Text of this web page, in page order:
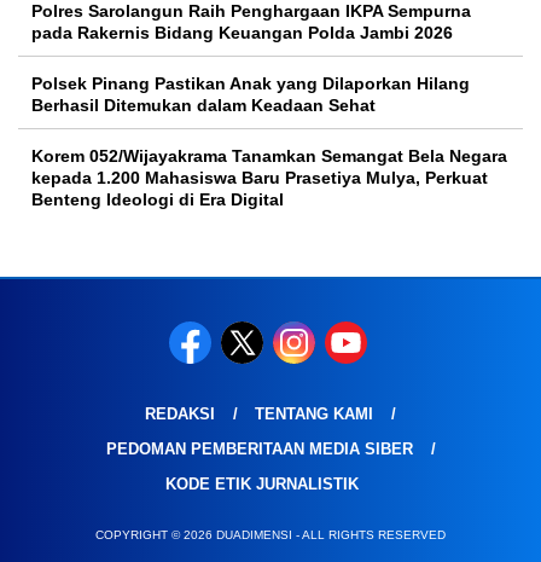
Polres Sarolangun Raih Penghargaan IKPA Sempurna
pada Rakernis Bidang Keuangan Polda Jambi 2026
Polsek Pinang Pastikan Anak yang Dilaporkan Hilang
Berhasil Ditemukan dalam Keadaan Sehat
Korem 052/Wijayakrama Tanamkan Semangat Bela Negara
kepada 1.200 Mahasiswa Baru Prasetiya Mulya, Perkuat
Benteng Ideologi di Era Digital
REDAKSI
TENTANG KAMI
PEDOMAN PEMBERITAAN MEDIA SIBER
KODE ETIK JURNALISTIK
COPYRIGHT © 2026 DUADIMENSI - ALL RIGHTS RESERVED